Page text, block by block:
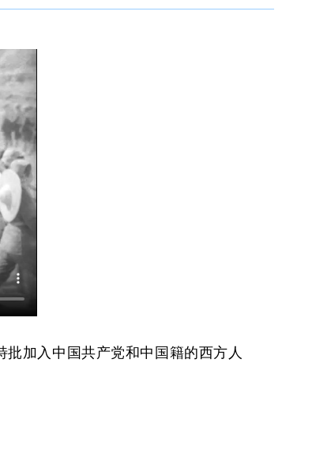
加入中国共产党和中国籍的西方人